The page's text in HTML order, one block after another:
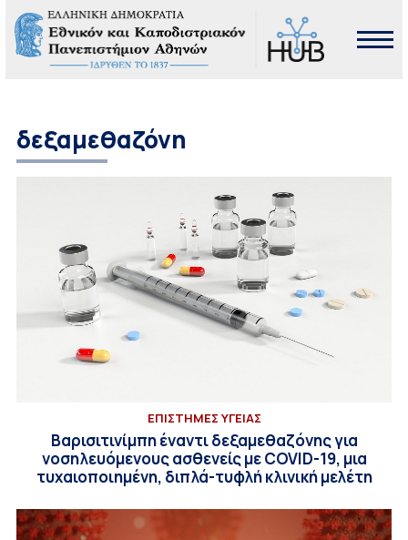
δεξαμεθαζόνη
ΕΠΙΣΤΗΜΕΣ ΥΓΕΙΑΣ
Βαρισιτινίμπη έναντι δεξαμεθαζόνης για
νοσηλευόμενους ασθενείς με COVID-19, μια
τυχαιοποιημένη, διπλά-τυφλή κλινική μελέτη